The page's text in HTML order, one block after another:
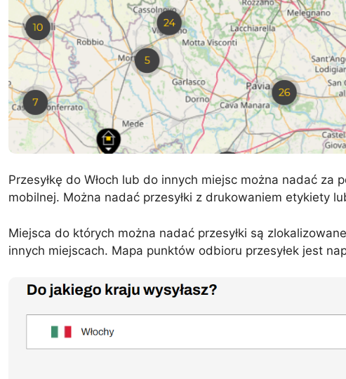
Przesyłkę do Włoch lub do innych miejsc można nadać
mobilnej. Można nadać przesyłki z drukowaniem etykiety
Miejsca do których można nadać przesyłki są
innych miejscach. Mapa punktów odbioru przesyłek jest